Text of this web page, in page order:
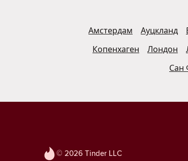
Амстердам Ауцкланд
Копенхаген
Лондон
Сан
© 2026 Tinder LLC